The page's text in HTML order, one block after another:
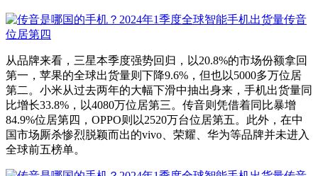
从品牌来看，三星本季度强势回归，以20.8%的市场份额拿回
第一，苹果的全球出货量则下降9.6%，但也以5000多万位居
第二。小米从过去两年的大幅下滑中抽出身来，手机出货量同
比增长33.8%，以4080万位居第三。传音则凭借着同比暴增
84.9%位居第四，OPPO则以2520万台位居第五。此外，在中
国市场厮杀惨烈脱颖而出的vivo、荣耀、华为等品牌并未进入
全球前五榜单。